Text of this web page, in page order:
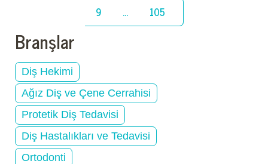
9
... 105
Branşlar
Diş Hekimi
Ağız Diş ve Çene Cerrahisi
Protetik Diş Tedavisi
Diş Hastalıkları ve Tedavisi
Ortodonti